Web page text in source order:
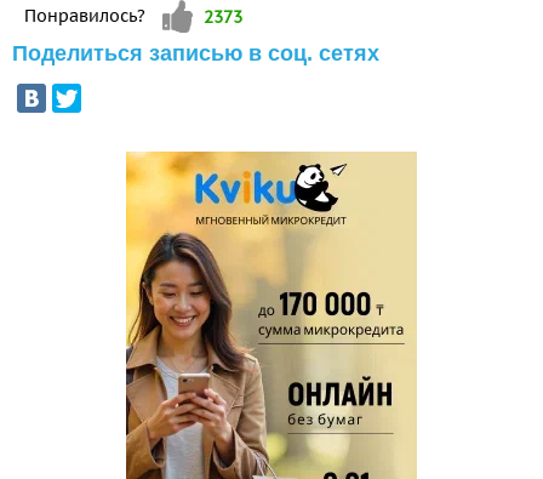
Понравилось? Vote up!
2373
Поделиться записью в соц. сетях